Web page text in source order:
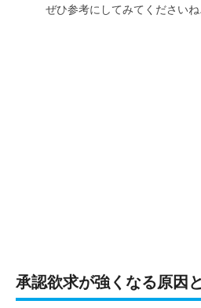
ぜひ参考にしてみてくださいね
承認欲求が強くなる原因